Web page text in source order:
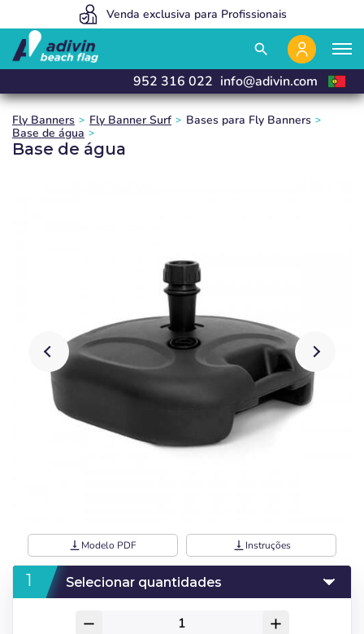
Fabricamos e entregamos em 24h
Venda exclusiva para Profissionais
Somos tão baratos porque vendemos 100% on line
search
952 316 022 info@adivin.com
Fly Banners Fly Banner Surf
Bases para Fly Banners
Base de água
Base de água
vertical_align_bottom Modelo PDF vertical_align_bottom Instruções
Selecionar quantidades
remove add